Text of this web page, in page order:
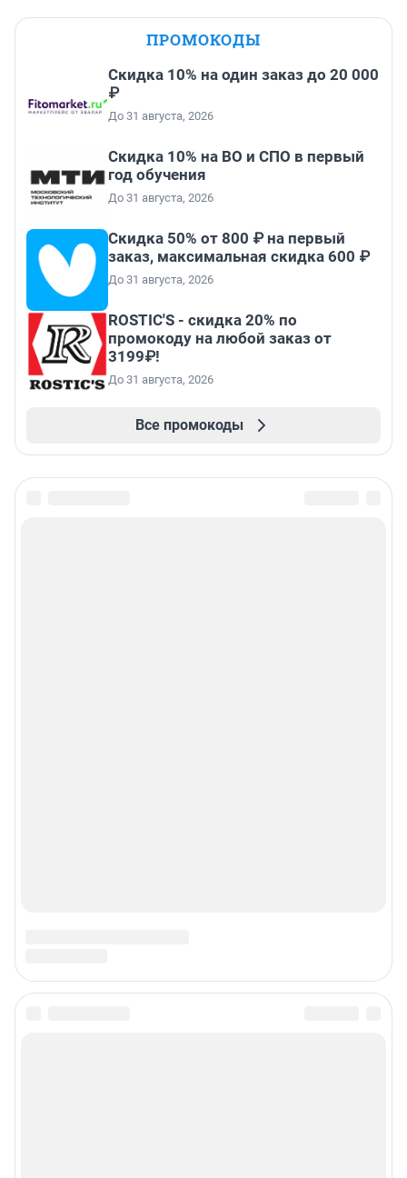
ПРОМОКОДЫ
Скидка 10% на один заказ до 20 000
₽
До 31 августа, 2026
Скидка 10% на ВО и СПО в первый
год обучения
До 31 августа, 2026
Скидка 50% от 800 ₽ на первый
заказ, максимальная скидка 600 ₽
До 31 августа, 2026
ROSTIC'S - скидка 20% по
промокоду на любой заказ от
3199₽!
До 31 августа, 2026
Все промокоды